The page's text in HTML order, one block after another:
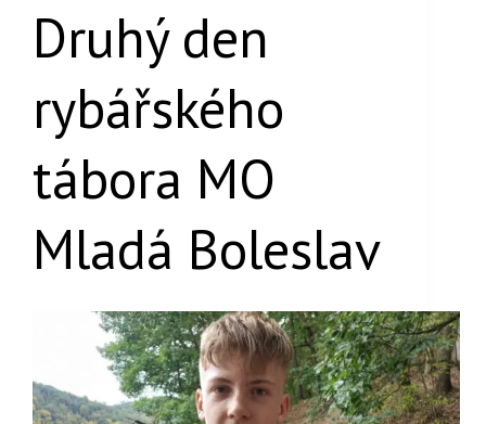
Druhý den
rybářského
tábora MO
Mladá Boleslav